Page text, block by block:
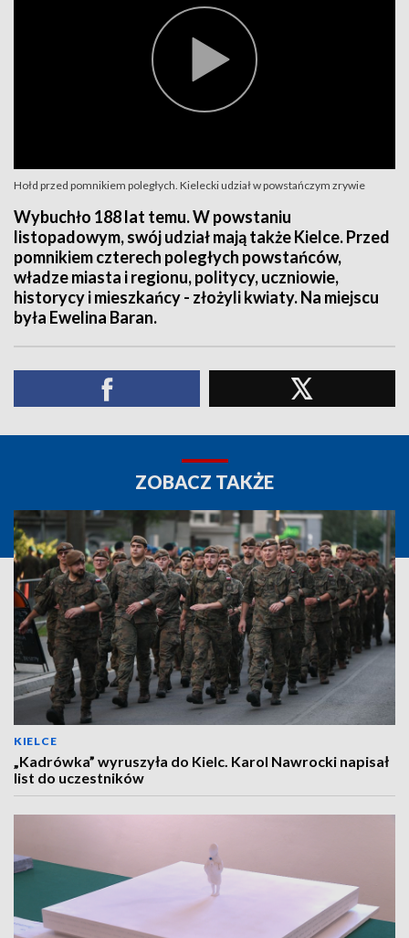
Hołd przed pomnikiem poległych. Kielecki udział w powstańczym zrywie
Wybuchło 188 lat temu. W powstaniu
listopadowym, swój udział mają także Kielce. Przed
pomnikiem czterech poległych powstańców,
władze miasta i regionu, politycy, uczniowie,
historycy i mieszkańcy - złożyli kwiaty. Na miejscu
była Ewelina Baran.
ZOBACZ TAKŻE
KIELCE
„Kadrówka” wyruszyła do Kielc. Karol Nawrocki napisał
list do uczestników